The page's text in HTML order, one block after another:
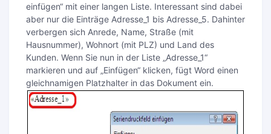
einfügen“ mit einer langen Liste. Interessant sind dabei
aber nur die Einträge Adresse_1 bis Adresse_5. Dahinter
verbergen sich Anrede, Name, Straße (mit
Hausnummer), Wohnort (mit PLZ) und Land des
Kunden. Wenn Sie nun in der Liste „Adresse_1“
markieren und auf „Einfügen“ klicken, fügt Word einen
gleichnamigen Platzhalter in das Dokument ein.